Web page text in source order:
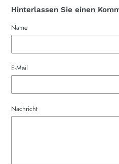
Hinterlassen Sie einen
Name
E-Mail
Nachricht